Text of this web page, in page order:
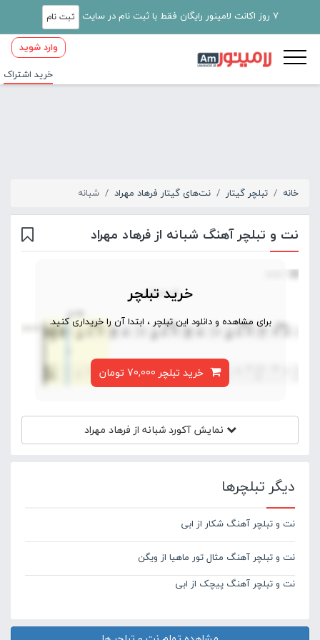
7 روز اکانت لامینور رایگان فقط با ثبت نام در سایت ثبت نام
وارد شوید
خرید اشتراک
خانه تبلچر گیتار نت‌های گیتار فرهاد مهراد شبانه
نت و تبلچر آهنگ شبانه از فرهاد مهراد
خرید تبلچر
برای مشاهده و دانلود این تبلچر ، ابتدا آن را خریداری کنید.
شبانه از فرهاد مهراد
دیگر تبلچرها
نت و تبلچر آهنگ شکار از ابی
نت و تبلچر آهنگ مثال تور ماهیا از ویگن
نت و تبلچر آهنگ پیچک از ابی